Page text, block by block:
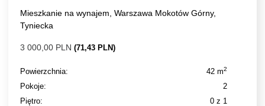
Mieszkanie na wynajem, Warszawa Mokotów Górny,
Tyniecka
3 000,00 PLN (71,43 PLN)
Powierzchnia: 42 m2
Pokoje:
2
Piętro:
0 z 1